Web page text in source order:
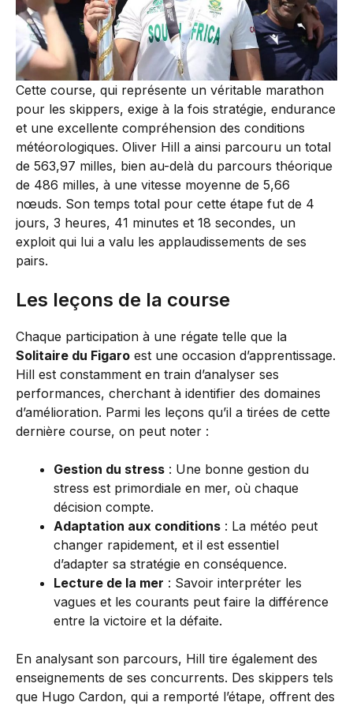
Cette course, qui représente un véritable marathon
pour les skippers, exige à la fois stratégie, endurance
et une excellente compréhension des conditions
météorologiques. Oliver Hill a ainsi parcouru un total
de 563,97 milles, bien au-delà du parcours théorique
de 486 milles, à une vitesse moyenne de 5,66
nœuds. Son temps total pour cette étape fut de 4
jours, 3 heures, 41 minutes et 18 secondes, un
exploit qui lui a valu les applaudissements de ses
pairs.
Les leçons de la course
Chaque participation à une régate telle que la
Solitaire du Figaro est une occasion d’apprentissage.
Hill est constamment en train d’analyser ses
performances, cherchant à identifier des domaines
d’amélioration. Parmi les leçons qu’il a tirées de cette
dernière course, on peut noter :
Gestion du stress : Une bonne gestion du
stress est primordiale en mer, où chaque
décision compte.
Adaptation aux conditions : La météo peut
changer rapidement, et il est essentiel
d’adapter sa stratégie en conséquence.
Lecture de la mer : Savoir interpréter les
vagues et les courants peut faire la différence
entre la victoire et la défaite.
En analysant son parcours, Hill tire également des
enseignements de ses concurrents. Des skippers tels
que Hugo Cardon, qui a remporté l’étape, offrent des